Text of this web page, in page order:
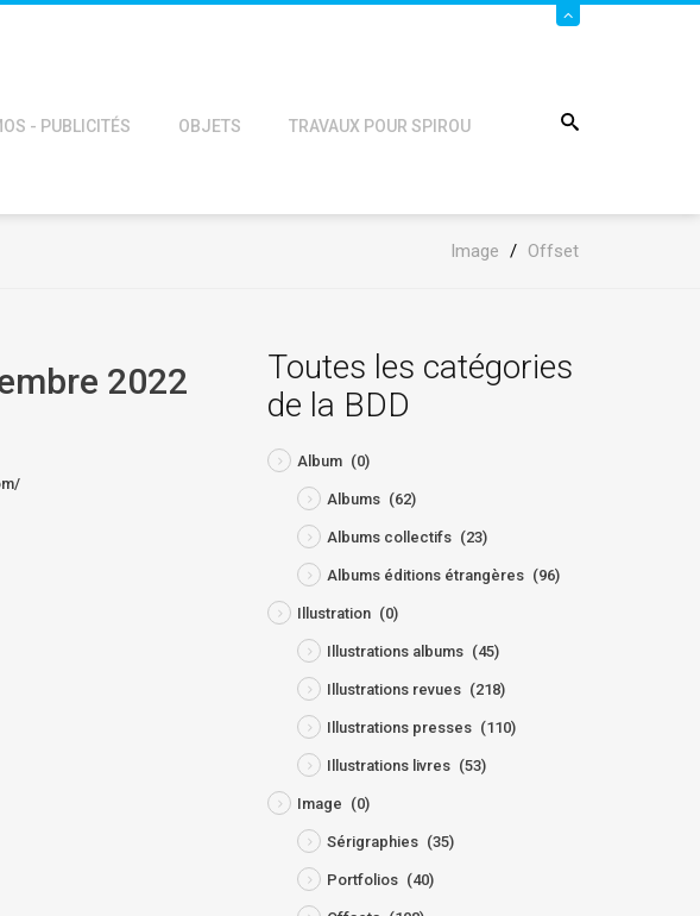
- PUBLICITÉS OBJETS TRAVAUX POUR SPIROU
Image / Offset
2022
Toutes les catégories
de la BDD
Album (0)
Albums (62)
Albums collectifs (23)
Albums éditions étrangères (96)
Illustration (0)
Illustrations albums (45)
Illustrations revues (218)
Illustrations presses (110)
Illustrations livres (53)
Image (0)
Sérigraphies (35)
Portfolios (40)